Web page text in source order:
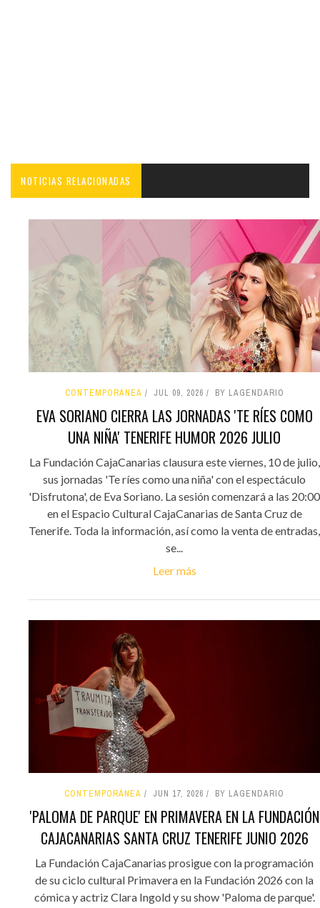
NOTICIAS RELACIONADAS
CONTEMPORÁNEA JUL 09, 2026 BY LAGENDARIO
EVA SORIANO CIERRA LAS JORNADAS 'TE RÍES COMO
UNA NIÑA' TENERIFE HUMOR 2026 JULIO
La Fundación CajaCanarias clausura este viernes, 10 de julio,
sus jornadas 'Te ríes como una niña' con el espectáculo
'Disfrutona', de Eva Soriano. La sesión comenzará a las 20:00
en el Espacio Cultural CajaCanarias de Santa Cruz de
Tenerife. Toda la información, así como la venta de entradas,
se...
Leer más
CONTEMPORÁNEA JUN 17, 2026 BY LAGENDARIO
'PALOMA DE PARQUE' EN PRIMAVERA EN LA FUNDACIÓN
CAJACANARIAS SANTA CRUZ TENERIFE JUNIO 2026
La Fundación CajaCanarias prosigue con la programación
de su ciclo cultural Primavera en la Fundación 2026 con la
cómica y actriz Clara Ingold y su show 'Paloma de parque'.